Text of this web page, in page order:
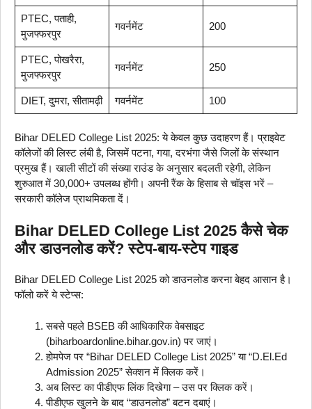
PTEC, पताही,
मुजफ्फरपुर
गवर्नमेंट 200
PTEC, पोखरैरा,
मुजफ्फरपुर
गवर्नमेंट 250
DIET, दुमरा, सीतामढ़ी गवर्नमेंट 100
Bihar DELED College List 2025: ये केवल कुछ उदाहरण हैं। प्राइवेट
कॉलेजों की लिस्ट लंबी है, जिसमें पटना, गया, दरभंगा जैसे जिलों के संस्थान
प्रमुख हैं। खाली सीटों की संख्या राउंड के अनुसार बदलती रहेगी, लेकिन
शुरुआत में 30,000+ उपलब्ध होंगी। अपनी रैंक के हिसाब से चॉइस भरें –
सरकारी कॉलेज प्राथमिकता दें।
Bihar DELED College List 2025 कैसे चेक
और डाउनलोड करें? स्टेप-बाय-स्टेप गाइड
Bihar DELED College List 2025 को डाउनलोड करना बेहद आसान है।
फॉलो करें ये स्टेप्स:
सबसे पहले BSEB की आधिकारिक वेबसाइट
(biharboardonline.bihar.gov.in) पर जाएं।
होमपेज पर “Bihar DELED College List 2025” या “D.El.Ed
Admission 2025” सेक्शन में क्लिक करें।
अब लिस्ट का पीडीएफ लिंक दिखेगा – उस पर क्लिक करें।
पीडीएफ खुलने के बाद “डाउनलोड” बटन दबाएं।